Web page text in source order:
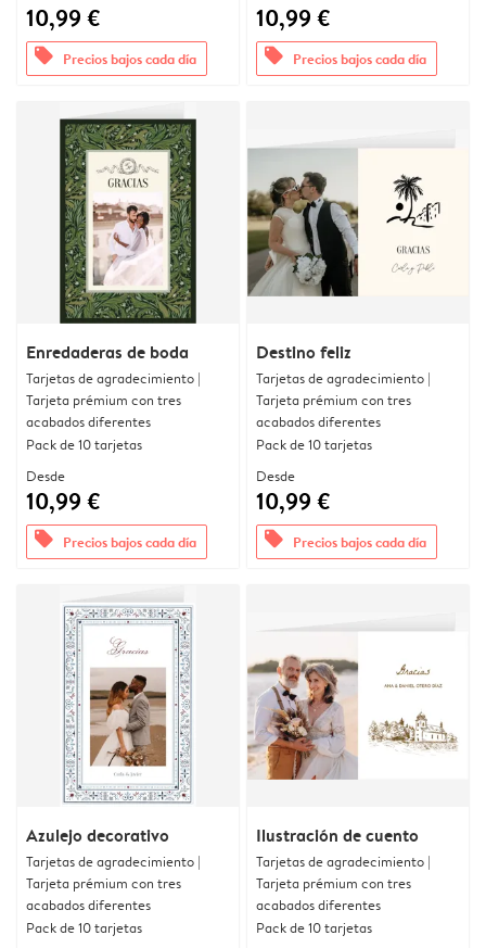
10,99 €
offers Precios bajos cada día
10,99 €
offers Precios bajos cada día
Enredaderas de boda
Tarjetas de agradecimiento |
Tarjeta prémium con tres
acabados diferentes
Pack de 10 tarjetas
Desde
10,99 €
offers Precios bajos cada día
Destino feliz
Tarjetas de agradecimiento |
Tarjeta prémium con tres
acabados diferentes
Pack de 10 tarjetas
Desde
10,99 €
offers Precios bajos cada día
Azulejo decorativo
Tarjetas de agradecimiento |
Tarjeta prémium con tres
acabados diferentes
Pack de 10 tarjetas
Ilustración de cuento
Tarjetas de agradecimiento |
Tarjeta prémium con tres
acabados diferentes
Pack de 10 tarjetas